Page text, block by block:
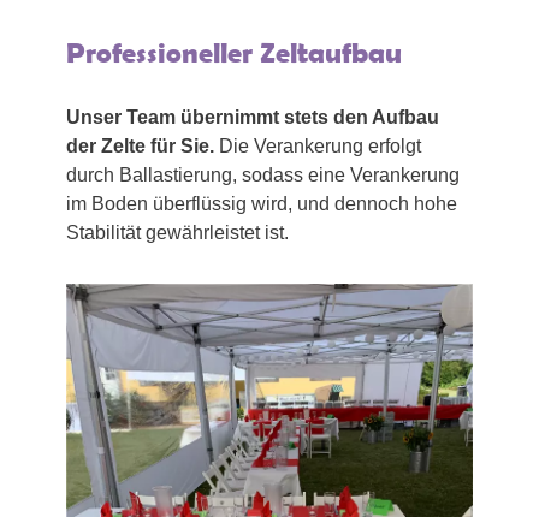
Professioneller Zeltaufbau
Unser Team übernimmt stets den Aufbau
der Zelte für Sie. Die Verankerung erfolgt
durch Ballastierung, sodass eine Verankerung
im Boden überflüssig wird, und dennoch hohe
Stabilität gewährleistet ist.